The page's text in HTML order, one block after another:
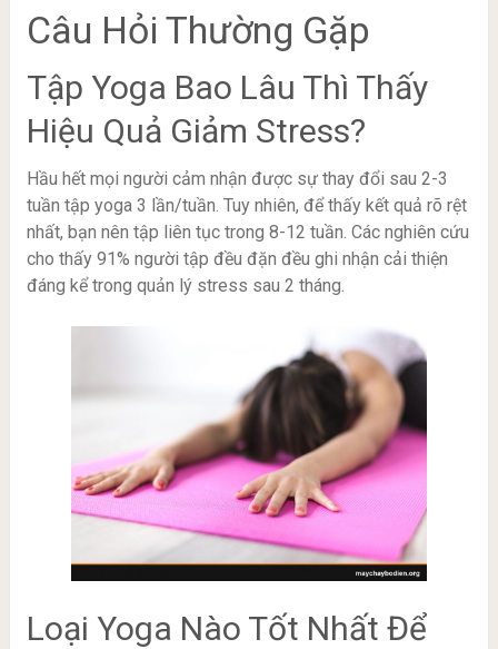
Câu Hỏi Thường Gặp
Tập Yoga Bao Lâu Thì Thấy
Hiệu Quả Giảm Stress?
Hầu hết mọi người cảm nhận được sự thay đổi sau 2-3
tuần tập yoga 3 lần/tuần. Tuy nhiên, để thấy kết quả rõ rệt
nhất, bạn nên tập liên tục trong 8-12 tuần. Các nghiên cứu
cho thấy 91% người tập đều đặn đều ghi nhận cải thiện
đáng kể trong quản lý stress sau 2 tháng.
Loại Yoga Nào Tốt Nhất Để